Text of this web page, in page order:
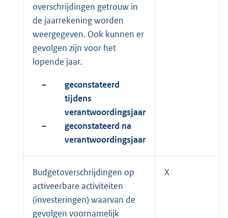
overschrijdingen getrouw in
de jaarrekening worden
weergegeven. Ook kunnen er
gevolgen zijn voor het
lopende jaar.
–
geconstateerd
tijdens
verantwoordingsjaar
–
geconstateerd na
verantwoordingsjaar
Budgetoverschrijdingen op
activeerbare activiteiten
(investeringen) waarvan de
gevolgen voornamelijk
X